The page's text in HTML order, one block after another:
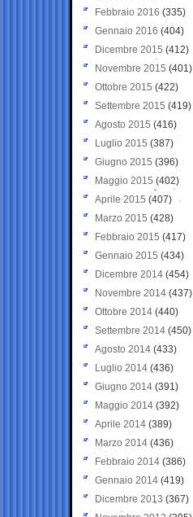
Febbraio 2016 (335)
Gennaio 2016 (404)
Dicembre 2015 (412)
Novembre 2015 (401)
Ottobre 2015 (422)
Settembre 2015 (419)
Agosto 2015 (416)
Luglio 2015 (387)
Giugno 2015 (396)
Maggio 2015 (402)
Aprile 2015 (407)
Marzo 2015 (428)
Febbraio 2015 (417)
Gennaio 2015 (434)
Dicembre 2014 (454)
Novembre 2014 (437)
Ottobre 2014 (440)
Settembre 2014 (450)
Agosto 2014 (433)
Luglio 2014 (436)
Giugno 2014 (391)
Maggio 2014 (392)
Aprile 2014 (389)
Marzo 2014 (436)
Febbraio 2014 (386)
Gennaio 2014 (419)
Dicembre 2013 (367)